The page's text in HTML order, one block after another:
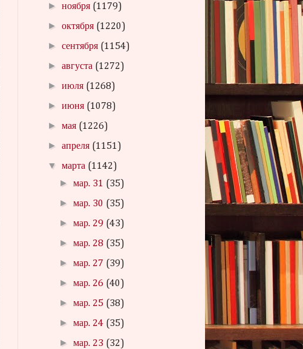
►ноября (1179)
►октября (1220)
►сентября (1154)
►августа (1272)
►июля (1268)
►июня (1078)
►мая (1226)
►апреля (1151)
▼марта (1142)
►мар. 31 (35)
►мар. 30 (35)
►мар. 29 (43)
►мар. 28 (35)
►мар. 27 (39)
►мар. 26 (40)
►мар. 25 (38)
►мар. 24 (35)
►мар. 23 (32)